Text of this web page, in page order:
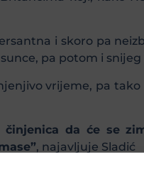
i skoro pa
pa potom i snijeg
vrijeme, pa
da će se
, najavljuje Sladić